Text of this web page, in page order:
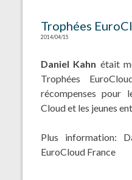
Trophées
2014/04/15
Daniel Kahn était
Trophées
récompenses pour
Cloud et les jeunes
Plus information:
EuroCloud France